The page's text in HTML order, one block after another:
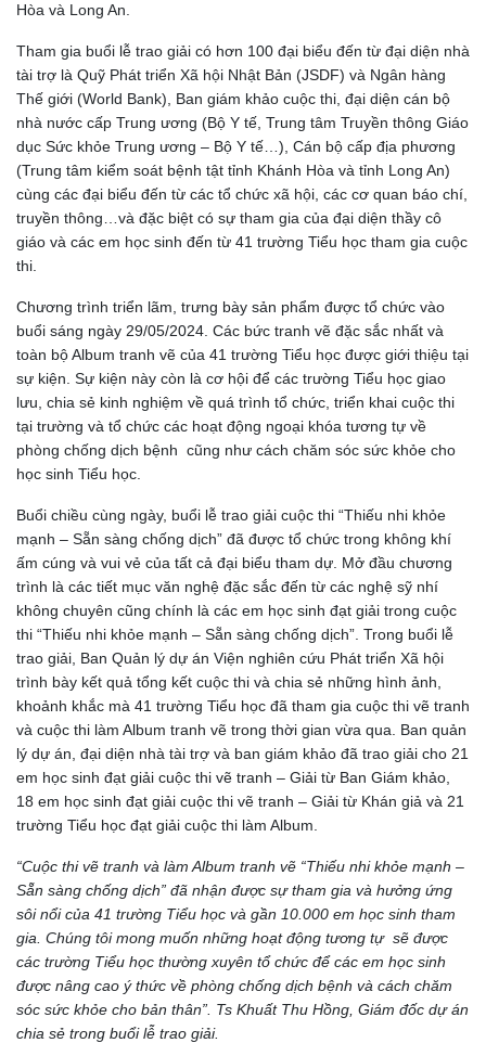
Hòa và Long An.
Tham gia buổi lễ trao giải có hơn 100 đại biểu đến từ đại diện nhà
tài trợ là Quỹ Phát triển Xã hội Nhật Bản (JSDF) và Ngân hàng
Thế giới (World Bank), Ban giám khảo cuộc thi, đại diện cán bộ
nhà nước cấp Trung ương (Bộ Y tế, Trung tâm Truyền thông Giáo
dục Sức khỏe Trung ương – Bộ Y tế…), Cán bộ cấp địa phương
(Trung tâm kiểm soát bệnh tật tỉnh Khánh Hòa và tỉnh Long An)
cùng các đại biểu đến từ các tổ chức xã hội, các cơ quan báo chí,
truyền thông…và đặc biệt có sự tham gia của đại diện thầy cô
giáo và các em học sinh đến từ 41 trường Tiểu học tham gia cuộc
thi.
Chương trình triển lãm, trưng bày sản phẩm được tổ chức vào
buổi sáng ngày 29/05/2024. Các bức tranh vẽ đặc sắc nhất và
toàn bộ Album tranh vẽ của 41 trường Tiểu học được giới thiệu tại
sự kiện. Sự kiện này còn là cơ hội để các trường Tiểu học giao
lưu, chia sẻ kinh nghiệm về quá trình tổ chức, triển khai cuộc thi
tại trường và tổ chức các hoạt động ngoại khóa tương tự về
phòng chống dịch bệnh cũng như cách chăm sóc sức khỏe cho
học sinh Tiểu học.
Buổi chiều cùng ngày, buổi lễ trao giải cuộc thi “Thiếu nhi khỏe
mạnh – Sẵn sàng chống dịch” đã được tổ chức trong không khí
ấm cúng và vui vẻ của tất cả đại biểu tham dự. Mở đầu chương
trình là các tiết mục văn nghệ đặc sắc đến từ các nghệ sỹ nhí
không chuyên cũng chính là các em học sinh đạt giải trong cuộc
thi “Thiếu nhi khỏe mạnh – Sẵn sàng chống dịch”. Trong buổi lễ
trao giải, Ban Quản lý dự án Viện nghiên cứu Phát triển Xã hội
trình bày kết quả tổng kết cuộc thi và chia sẻ những hình ảnh,
khoảnh khắc mà 41 trường Tiểu học đã tham gia cuộc thi vẽ tranh
và cuộc thi làm Album tranh vẽ trong thời gian vừa qua. Ban quản
lý dự án, đại diện nhà tài trợ và ban giám khảo đã trao giải cho 21
em học sinh đạt giải cuộc thi vẽ tranh – Giải từ Ban Giám khảo,
18 em học sinh đạt giải cuộc thi vẽ tranh – Giải từ Khán giả và 21
trường Tiểu học đạt giải cuộc thi làm Album.
“Cuộc thi vẽ tranh và làm Album tranh vẽ “Thiếu nhi khỏe mạnh –
Sẵn sàng chống dịch” đã nhận được sự tham gia và hưởng ứng
sôi nổi của 41 trường Tiểu học và gần 10.000 em học sinh tham
gia. Chúng tôi mong muốn những hoạt động tương tự sẽ được
các trường Tiểu học thường xuyên tổ chức để các em học sinh
được nâng cao ý thức về phòng chống dịch bệnh và cách chăm
sóc sức khỏe cho bản thân”. Ts Khuất Thu Hồng, Giám đốc dự án
chia sẻ trong buổi lễ trao giải.